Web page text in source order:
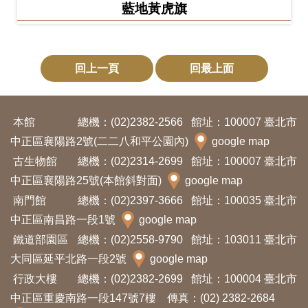
藍地黃虎旗
回上一頁 回最上面
本館 總機：(02)2382-2566
館址：100007 臺北市
中正區襄陽路2號(二二八和平公園內)
google map
古生物館
總機：(02)2314-2699
館址：100007 臺北市
中正區襄陽路25號(本館斜對面)
google map
南門館
總機：(02)2397-3666
館址：100035 臺北市
中正區南昌路一段1號
google map
鐵道部園區
總機：(02)2558-9790
館址：103011 臺北市
大同區延平北路一段2號
google map
行政大樓
總機：(02)2382-2699
館址：100004 臺北市
中正區重慶南路一段147號7樓 傳真：(02) 2382-2684